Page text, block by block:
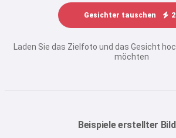
Gesichter tauschen
Laden Sie das Zielfoto und das Gesicht
möchten
Beispiele erstellter